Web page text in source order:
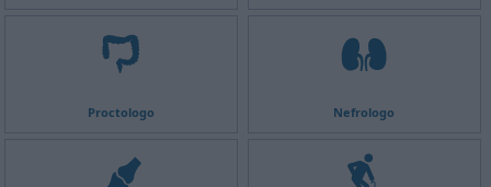
Proctologo Nefrologo